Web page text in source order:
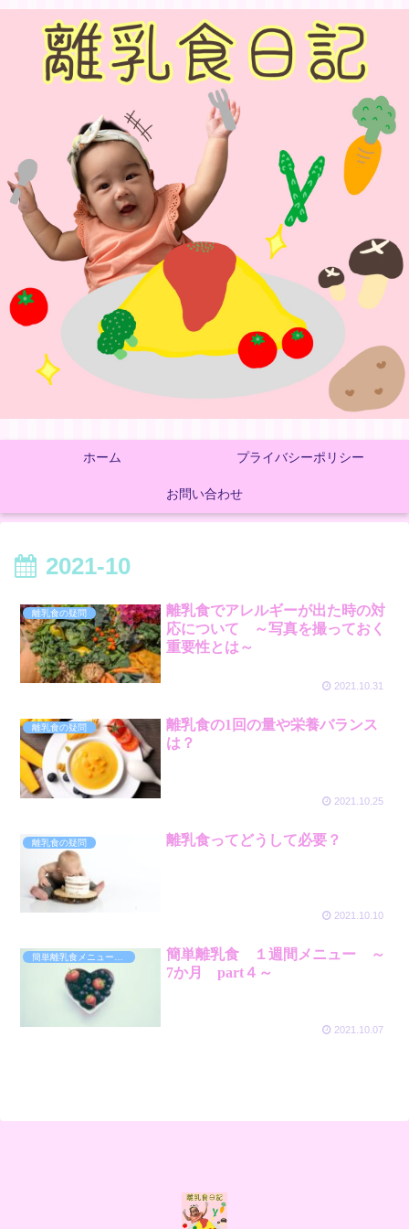
ホーム プライバシーポリシー
お問い合わせ
2021-10
離乳食の疑問
離乳食でアレルギーが出た時の対
応について ～写真を撮っておく
重要性とは～
2021.10.31
離乳食の疑問
離乳食の1回の量や栄養バランス
は？
2021.10.25
離乳食の疑問 離乳食ってどうして必要？
2021.10.10
簡単離乳食 １週間メニュー ～
7か月 part４～
2021.10.07